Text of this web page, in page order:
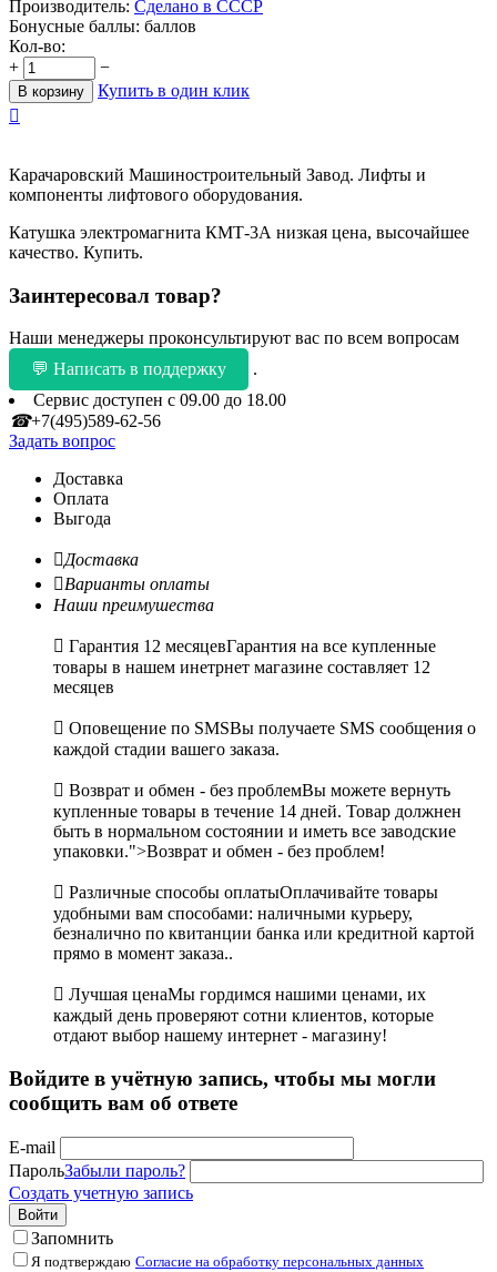
Производитель: Сделано в СССР
Бонусные баллы: баллов
Кол-во:
+
−
В корзину
Купить в один клик

Карачаровский Машиностроительный Завод. Лифты и
компоненты лифтового оборудования.
Катушка электромагнита КМТ-3А низкая цена, высочайшее
качество. Купить.
Заинтересовал товар?
Наши менеджеры проконсультируют вас по всем вопросам
💬 Написать в поддержку
.
Сервис доступен с 09.00 до 18.00
☎+7(495)589-62-56
Задать вопрос
Доставка
Оплата
Выгода
Доставка
Варианты оплаты
Наши преимушества
 Гарантия 12 месяцевГарантия на все купленные
товары в нашем инетрнет магазине составляет 12
месяцев
 Оповещение по SMSВы получаете SMS сообщения о
каждой стадии вашего заказа.
 Возврат и обмен - без проблемВы можете вернуть
купленные товары в течение 14 дней. Товар должнен
быть в нормальном состоянии и иметь все заводские
упаковки.">Возврат и обмен - без проблем!
 Различные способы оплатыОплачивайте товары
удобными вам способами: наличными курьеру,
безналично по квитанции банка или кредитной картой
прямо в момент заказа..
 Лучшая ценаМы гордимся нашими ценами, их
каждый день проверяют сотни клиентов, которые
отдают выбор нашему интернет - магазину!
Войдите в учётную запись, чтобы мы могли
сообщить вам об ответе
E-mail
ПарольЗабыли пароль?
Создать учетную запись
Войти
Запомнить
Я подтверждаю Согласие на обработку персональных данных